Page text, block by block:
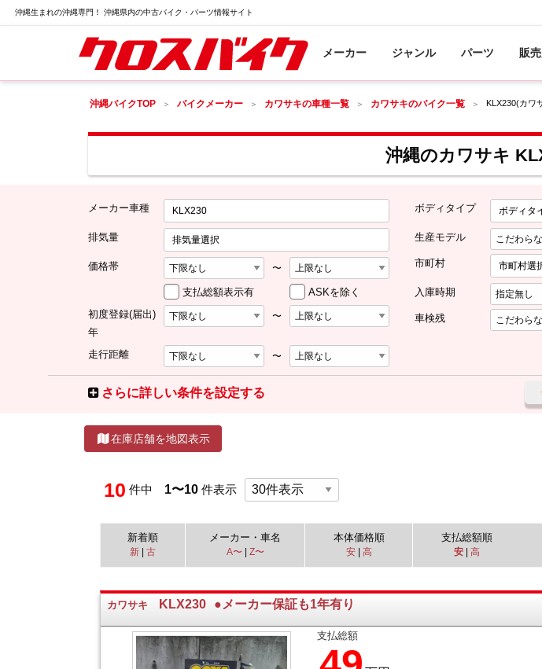
沖縄生まれの沖縄専門！ 沖縄県内の中古バイク・パーツ情報サイト
メーカー ジャンル パーツ 販
沖縄バイクTOP バイクメーカー カワサキの車種一覧 カワサキのバイク一覧 KLX230(カワ
沖縄のカワサキ
メーカー車種 KLX230
排気量 排気量選択
価格帯 〜
支払総額表示有
ASKを除く
初度登録(届出)
年
〜
走行距離 〜
ボディタイプ ボディタ
生産モデル
市町村 市町村選
入庫時期
車検残
さらに詳しい条件を設定する
在庫店舗を地図表示
10 件中 1〜10 件表示
新着順
新 | 古
メーカー・車名
A〜| Z〜
本体価格順
安| 高
支払総額順
安 | 高
カワサキ KLX230 ●メーカー保証も1年有り
支払総額